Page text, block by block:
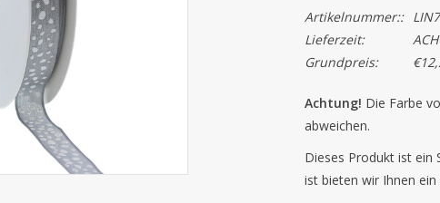
Artikelnummer::
Lieferzeit:
Grundpreis:
Achtung! Die Farbe
abweichen.
Dieses Produkt ist ein
ist bieten wir Ihnen ein